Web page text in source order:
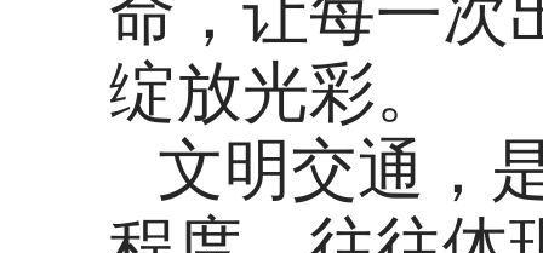
绽放光彩。
文明交通，